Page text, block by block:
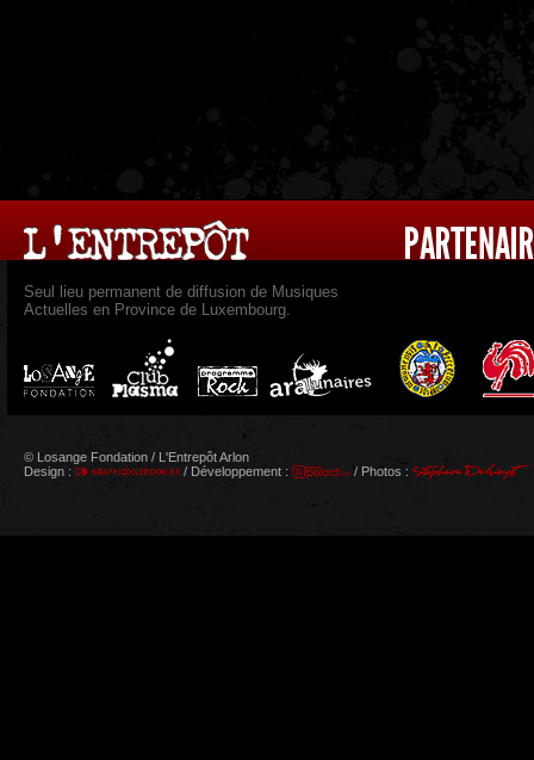
Seul lieu permanent de diffusion de Musiques
Actuelles en Province de Luxembourg.
© Losange Fondation / L'Entrepôt Arlon
Design :
/ Développement : / Photos :